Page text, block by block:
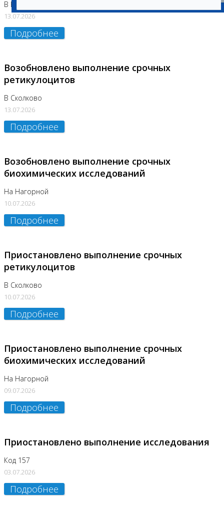
В Бутово
13.07.2026
Подробнее
Возобновлено выполнение срочных
ретикулоцитов
В Сколково
13.07.2026
Подробнее
Возобновлено выполнение срочных
биохимических исследований
На Нагорной
10.07.2026
Подробнее
Приостановлено выполнение срочных
ретикулоцитов
В Сколково
10.07.2026
Подробнее
Приостановлено выполнение срочных
биохимических исследований
На Нагорной
09.07.2026
Подробнее
Приостановлено выполнение исследования
Код 157
03.07.2026
Подробнее